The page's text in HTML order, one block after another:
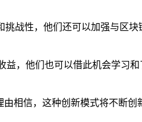
战性，他们还可以加强与区
，他们也可以借此机会学习和
相信，这种创新模式将不断